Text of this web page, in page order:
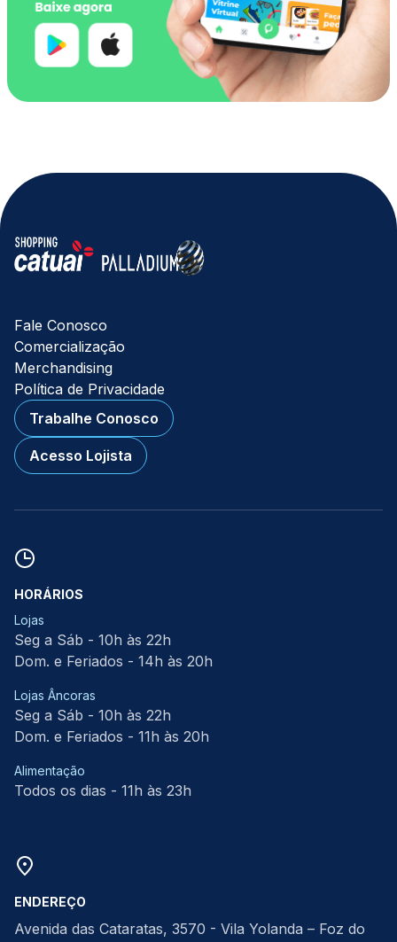
Fale Conosco
Comercialização
Merchandising
Política de Privacidade
Trabalhe Conosco
Acesso Lojista
HORÁRIOS
Lojas
Seg a Sáb - 10h às 22h
Dom. e Feriados - 14h às 20h
Lojas Âncoras
Seg a Sáb - 10h às 22h
Dom. e Feriados - 11h às 20h
Alimentação
Todos os dias - 11h às 23h
ENDEREÇO
Avenida das Cataratas, 3570 - Vila Yolanda – Foz do